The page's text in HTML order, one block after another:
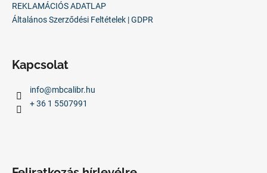
REKLAMÁCIÓS ADATLAP
Általános Szerződési Feltételek | GDPR
Kapcsolat
info@mbcalibr.hu
+ 36 1 5507991